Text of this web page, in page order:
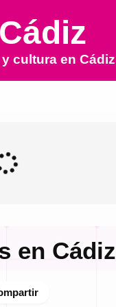
cultura en Cádiz
en Cádiz